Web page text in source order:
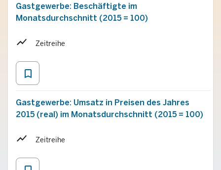
Gastgewerbe: Beschäftigte im
Monatsdurchschnitt (2015 = 100)
Zeitreihe
bookmark_border
Gastgewerbe: Umsatz in Preisen des Jahres
2015 (real) im Monatsdurchschnitt (2015 = 100)
Zeitreihe